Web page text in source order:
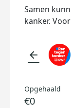
Samen
kanker.
arrow_back
Opgehaald
€0